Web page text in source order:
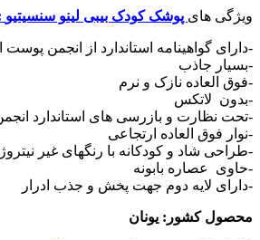
ویژگی های پوشک کودک بیبی لینو سنسیتیو
-دارای گواهینامه استاندارد از انجمن پوست
-بسیار جاذب
-فوق العاده نازک و نرم
-بدون لاتکس
-تحت نظارت و بازرسی های استاندارد
-نوار فوق العاده ارتجاعی
-طراحی شاد و کودکانه با رنگهای غیر
-حاوی عصاره بابونه
-دارای لایه دوم جهت پخش و جذب ادرار
محصول کشور: یونان